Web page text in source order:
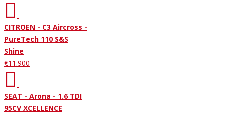
CITROEN - C3 Aircross -
PureTech 110 S&S
Shine
€11.900
SEAT - Arona - 1.6 TDI
95CV XCELLENCE